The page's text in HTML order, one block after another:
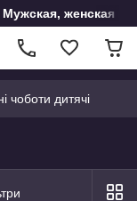
женская и
чоботи дитячі